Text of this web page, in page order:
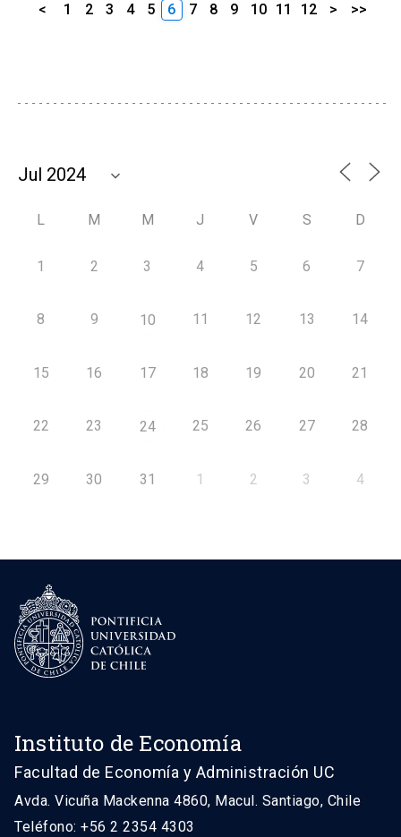
< 1 2 3 4 5 6 7 8 9 10 11 12 > >>
L M M J V S D
1 2 3 4 5 6 7
8 9 10 11 12 13 14
15 16 17 18 19 20 21
22 23 24 25 26 27 28
29 30 31 1 2 3 4
Instituto de Economía
Facultad de Economía y Administración UC
Avda. Vicuña Mackenna 4860, Macul. Santiago, Chile
Teléfono: +56 2 2354 4303